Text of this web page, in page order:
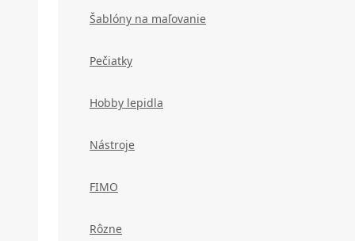
Šablóny na maľovanie
Pečiatky
Hobby lepidla
Nástroje
FIMO
Rôzne